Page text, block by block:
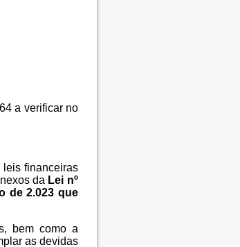
a verificar no
leis financeiras
da Lei nº
de 2.023 que
bem como a
as devidas